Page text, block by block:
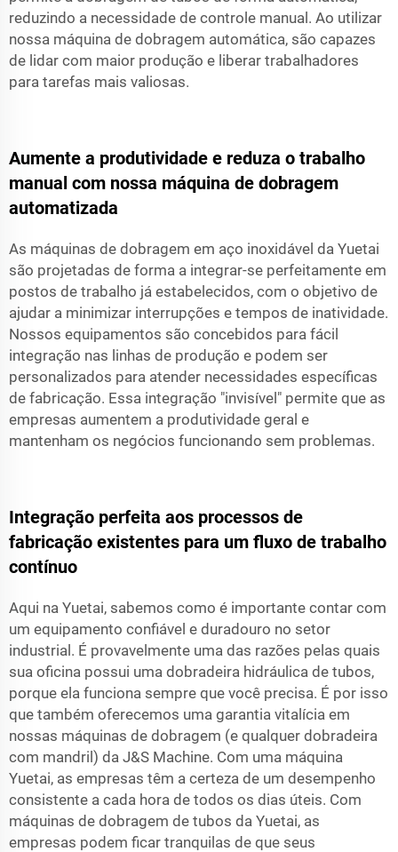
reduzindo a necessidade de controle manual. Ao utilizar
nossa máquina de dobragem automática, são capazes
de lidar com maior produção e liberar trabalhadores
para tarefas mais valiosas.
Aumente a produtividade e reduza o trabalho
manual com nossa máquina de dobragem
automatizada
As máquinas de dobragem em aço inoxidável da Yuetai
são projetadas de forma a integrar-se perfeitamente em
postos de trabalho já estabelecidos, com o objetivo de
ajudar a minimizar interrupções e tempos de inatividade.
Nossos equipamentos são concebidos para fácil
integração nas linhas de produção e podem ser
personalizados para atender necessidades específicas
de fabricação. Essa integração "invisível" permite que as
empresas aumentem a produtividade geral e
mantenham os negócios funcionando sem problemas.
Integração perfeita aos processos de
fabricação existentes para um fluxo de trabalho
contínuo
Aqui na Yuetai, sabemos como é importante contar com
um equipamento confiável e duradouro no setor
industrial. É provavelmente uma das razões pelas quais
sua oficina possui uma dobradeira hidráulica de tubos,
porque ela funciona sempre que você precisa. É por isso
que também oferecemos uma garantia vitalícia em
nossas máquinas de dobragem (e qualquer dobradeira
com mandril) da J&S Machine. Com uma máquina
Yuetai, as empresas têm a certeza de um desempenho
consistente a cada hora de todos os dias úteis. Com
máquinas de dobragem de tubos da Yuetai, as
empresas podem ficar tranquilas de que seus